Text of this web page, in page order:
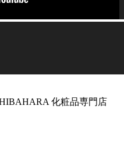
化粧品専門店